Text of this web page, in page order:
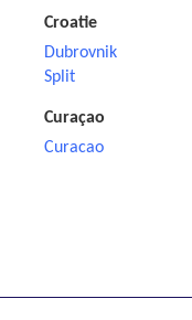
Croatie
Dubrovnik
Split
Curaçao
Curacao